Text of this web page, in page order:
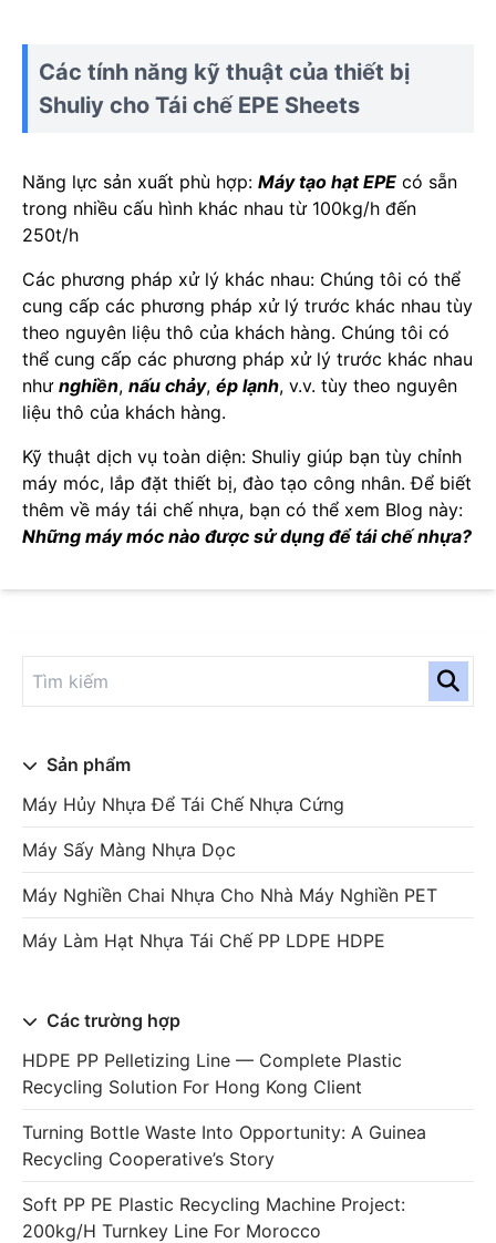
Sản phẩm
Máy Hủy Nhựa Để Tái Chế Nhựa Cứng
Máy Sấy Màng Nhựa Dọc
Máy Nghiền Chai Nhựa Cho Nhà Máy Nghiền PET
Máy Làm Hạt Nhựa Tái Chế PP LDPE HDPE
Các trường hợp
HDPE PP Pelletizing Line — Complete Plastic
Recycling Solution For Hong Kong Client
Turning Bottle Waste Into Opportunity: A Guinea
Recycling Cooperative’s Story
Soft PP PE Plastic Recycling Machine Project:
200kg/h Turnkey Line For Morocco
Các tính năng kỹ thuật của thiết bị
Shuliy cho Tái chế EPE Sheets
Năng lực sản xuất phù hợp: Máy tạo hạt EPE có sẵn
trong nhiều cấu hình khác nhau từ 100kg/h đến
250t/h
Các phương pháp xử lý khác nhau: Chúng tôi có thể
cung cấp các phương pháp xử lý trước khác nhau tùy
theo nguyên liệu thô của khách hàng. Chúng tôi có
thể cung cấp các phương pháp xử lý trước khác nhau
như nghiền, nấu chảy, ép lạnh, v.v. tùy theo nguyên
liệu thô của khách hàng.
Kỹ thuật dịch vụ toàn diện: Shuliy giúp bạn tùy chỉnh
máy móc, lắp đặt thiết bị, đào tạo công nhân. Để biết
thêm về máy tái chế nhựa, bạn có thể xem Blog này:
Những máy móc nào được sử dụng để tái chế nhựa?